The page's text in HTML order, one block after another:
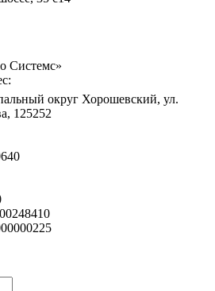
округ Хорошевский, ул.
, 125252